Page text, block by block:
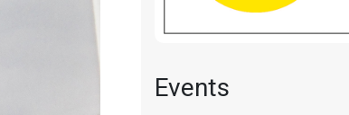
Events